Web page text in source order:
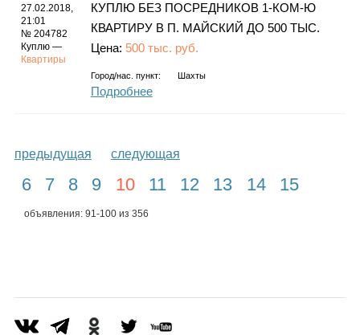
27.02.2018,
21:01
№ 204782
Куплю —
Квартиры
КУПЛЮ БЕЗ ПОСРЕДНИКОВ 1-КОМ-Ю
КВАРТИРУ В П. МАЙСКИЙ ДО 500 ТЫС.
Цена: 500 тыс. руб.
Город/нас. пункт: Шахты
Подробнее
предыдущая следующая
6 7 8 9 10 11 12 13 14 15
объявления: 91-100 из 356